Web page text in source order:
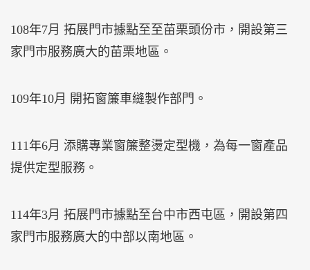
108年7月 拓展門市據點至至苗栗頭份市，開設第三
家門市服務廣大的苗栗地區。
109年10月 開拓窗簾車縫製作部門。
111年6月 添購專業窗簾整燙定型機，為每一窗產品
提供定型服務。
114年3月 拓展門市據點至台中市西屯區，開設第四
家門市服務廣大的中部以南地區。